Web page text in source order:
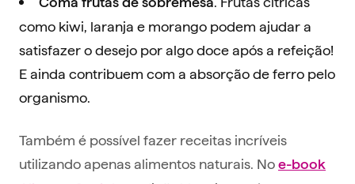
como kiwi, laranja e morango podem ajudar a
satisfazer o desejo por algo doce após a refeição!
E ainda contribuem com a absorção de ferro pelo
organismo.
Também é possível fazer receitas incríveis
utilizando apenas alimentos naturais. No e-book